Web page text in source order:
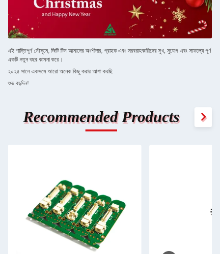
এই শান্তিপূর্ণ মৌসুমে, জিটি টিম আমাদের অংশীদার, গ্রাহক এবং সরবরাহকারীদের সুখ, সুযোগ এবং সাফল্যে পূর্ণ
একটি নতুন বছর কামনা করে।
২০২৫ সালে একসঙ্গে আরো অনেক কিছু করার আশা করছি
শুভ বড়দিন!
Recommended Products